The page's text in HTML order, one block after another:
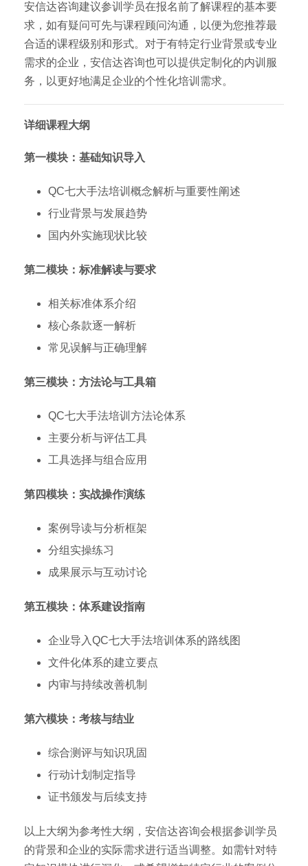
安信达咨询建议参训学员在报名前了解课程的基本要
求，如有疑问可先与课程顾问沟通，以便为您推荐最
合适的课程级别和形式。对于有特定行业背景或专业
需求的企业，安信达咨询也可以提供定制化的内训服
务，以更好地满足企业的个性化培训需求。
详细课程大纲
第一模块：基础知识导入
QC七大手法培训概念解析与重要性阐述
行业背景与发展趋势
国内外实施现状比较
第二模块：标准解读与要求
相关标准体系介绍
核心条款逐一解析
常见误解与正确理解
第三模块：方法论与工具箱
QC七大手法培训方法论体系
主要分析与评估工具
工具选择与组合应用
第四模块：实战操作演练
案例导读与分析框架
分组实操练习
成果展示与互动讨论
第五模块：体系建设指南
企业导入QC七大手法培训体系的路线图
文件化体系的建立要点
内审与持续改善机制
第六模块：考核与结业
综合测评与知识巩固
行动计划制定指导
证书颁发与后续支持
以上大纲为参考性大纲，安信达咨询会根据参训学员
的背景和企业的实际需求进行适当调整。如需针对特